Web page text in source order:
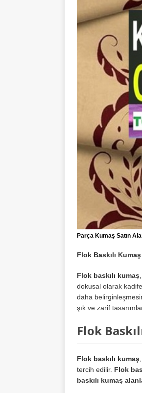
Parça Kumaş Satın
Flok Baskılı
Flok baskılı kumaş
dokusal olarak
daha
şık ve zarif
Flok
Flok baskılı kumaş
tercih edilir. Flok
baskılı kumaş